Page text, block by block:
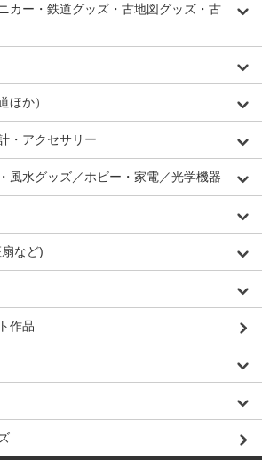
カー・鉄道グッズ・古地図グッズ・古
ほか）
・アクセサリー
風水グッズ／ホビー・家電／光学機器
など)
作品